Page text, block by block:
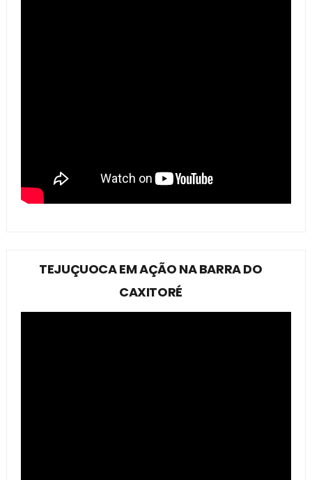
TEJUÇUOCA EM AÇÃO NA BARRA DO
CAXITORÉ